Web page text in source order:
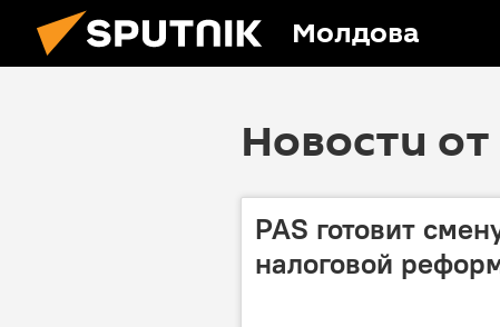
Молдова
Новости
PAS готовит
налоговой